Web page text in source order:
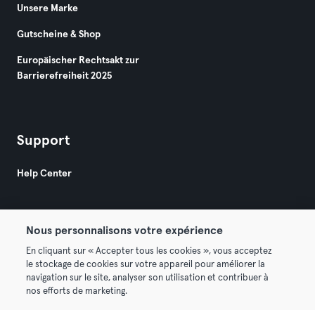
Unsere Marke
Gutscheine & Shop
Europäischer Rechtsakt zur
Barrierefreiheit 2025
Support
Help Center
© 2026 Urban Sports Group GmbH. All rights reserved.
AGB Datenschutz
Nous personnalisons votre expérience
En cliquant sur « Accepter tous les cookies », vous acceptez
le stockage de cookies sur votre appareil pour améliorer la
navigation sur le site, analyser son utilisation et contribuer à
nos efforts de marketing.